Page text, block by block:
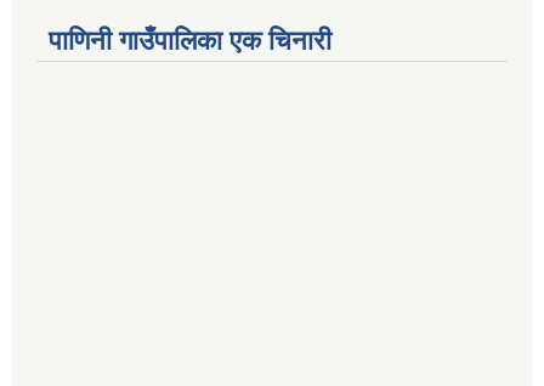
पाणिनी गाउँपालिका एक चिनारी